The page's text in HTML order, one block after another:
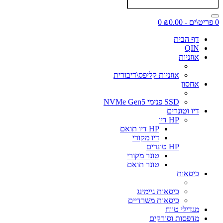
0 פריט\ים - ₪0.00
0
דף הבית
QIN
אוזניות
אוזניות קליפס\דיבורית
אחסון
SSD פנימי NVMe Gen5
דיו וטונרים
HP דיו
HP דיו תואם
דיו מקורי
HP טונרים
טונר מקורי
טונר תואם
כיסאות
כיסאות גיימינג
כיסאות משרדיים
מגדילי טווח
מדפסות וסורקים